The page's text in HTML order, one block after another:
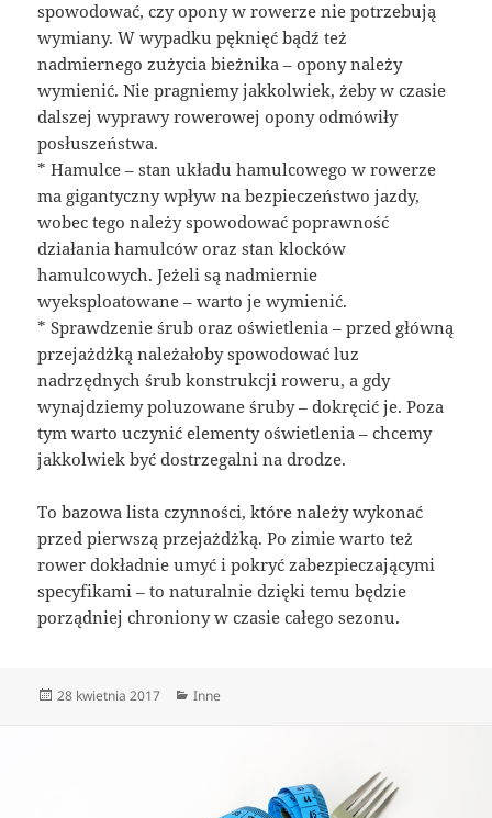
spowodować, czy opony w rowerze nie potrzebują
wymiany. W wypadku pęknięć bądź też
nadmiernego zużycia bieżnika – opony należy
wymienić. Nie pragniemy jakkolwiek, żeby w czasie
dalszej wyprawy rowerowej opony odmówiły
posłuszeństwa.
* Hamulce – stan układu hamulcowego w rowerze
ma gigantyczny wpływ na bezpieczeństwo jazdy,
wobec tego należy spowodować poprawność
działania hamulców oraz stan klocków
hamulcowych. Jeżeli są nadmiernie
wyeksploatowane – warto je wymienić.
* Sprawdzenie śrub oraz oświetlenia – przed główną
przejażdżką należałoby spowodować luz
nadrzędnych śrub konstrukcji roweru, a gdy
wynajdziemy poluzowane śruby – dokręcić je. Poza
tym warto uczynić elementy oświetlenia – chcemy
jakkolwiek być dostrzegalni na drodze.
To bazowa lista czynności, które należy wykonać
przed pierwszą przejażdżką. Po zimie warto też
rower dokładnie umyć i pokryć zabezpieczającymi
specyfikami – to naturalnie dzięki temu będzie
porządniej chroniony w czasie całego sezonu.
Data
28 kwietnia 2017 Kategorie
Inne